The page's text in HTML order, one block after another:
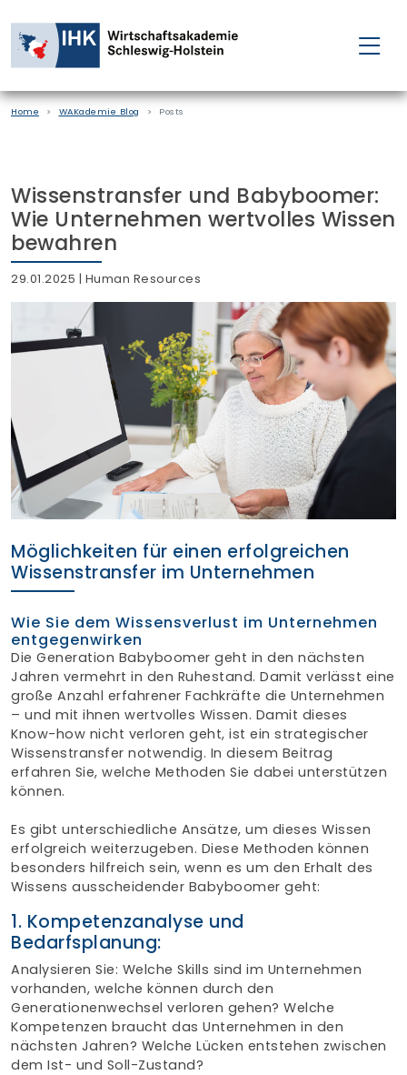
FÜR EINZELPERSONEN
FÜR UNTERNEHMEN
WAKADEMIE
ÜBER UNS
Finden Sie Ihre Weiterbildung
SUCHEN
Home WAKademie Blog Posts
Wissenstransfer und Babyboomer:
Wie Unternehmen wertvolles Wissen
bewahren
29.01.2025 | Human Resources
Möglichkeiten für einen erfolgreichen
Wissenstransfer im Unternehmen
Wie Sie dem Wissensverlust im Unternehmen
entgegenwirken
Die Generation Babyboomer geht in den nächsten
Jahren vermehrt in den Ruhestand. Damit verlässt eine
große Anzahl erfahrener Fachkräfte die Unternehmen
– und mit ihnen wertvolles Wissen. Damit dieses
Know-how nicht verloren geht, ist ein strategischer
Wissenstransfer notwendig. In diesem Beitrag
erfahren Sie, welche Methoden Sie dabei unterstützen
können.
Es gibt unterschiedliche Ansätze, um dieses Wissen
erfolgreich weiterzugeben. Diese Methoden können
besonders hilfreich sein, wenn es um den Erhalt des
Wissens ausscheidender Babyboomer geht:
1. Kompetenzanalyse und
Bedarfsplanung:
Analysieren Sie: Welche Skills sind im Unternehmen
vorhanden, welche können durch den
Generationenwechsel verloren gehen? Welche
Kompetenzen braucht das Unternehmen in den
nächsten Jahren? Welche Lücken entstehen zwischen
dem Ist- und Soll-Zustand?